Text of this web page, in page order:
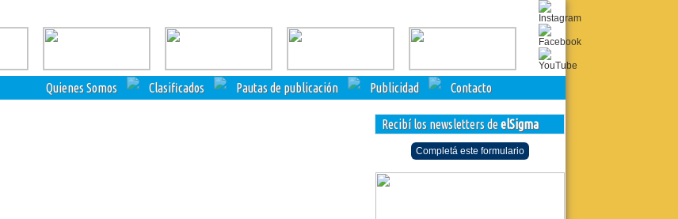
Quienes Somos Clasificados Pautas de publicación Publicidad Contacto
Recibí los newsletters deelSigma
Completá este formulario